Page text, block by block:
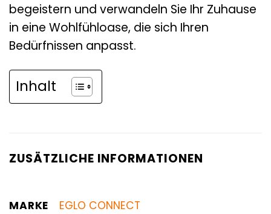
begeistern und verwandeln Sie Ihr Zuhause
in eine Wohlfühloase, die sich Ihren
Bedürfnissen anpasst.
Inhalt
ZUSÄTZLICHE INFORMATIONEN
MARKE EGLO CONNECT